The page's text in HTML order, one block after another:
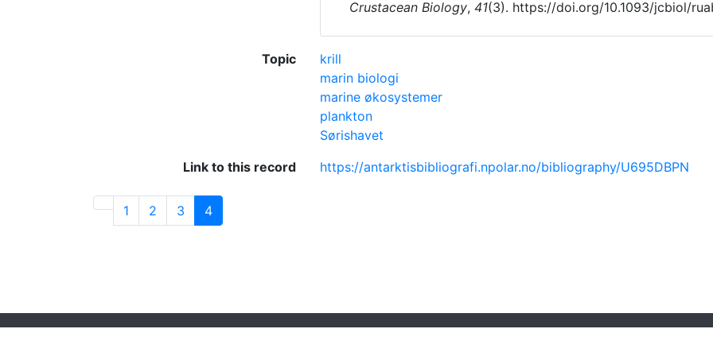
Crustacean Biology, 41(3). https://doi.org/10.1093/jcbiol/
Topic
krill
marin biologi
marine økosystemer
plankton
Sørishavet
Link to this record
https://antarktisbibliografi.npolar.no/bibliography/U695DBPN
1 2 3 4